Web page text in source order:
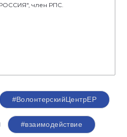
член РПС.
#ВолонтерскийЦентрЕР
#взаимодействие